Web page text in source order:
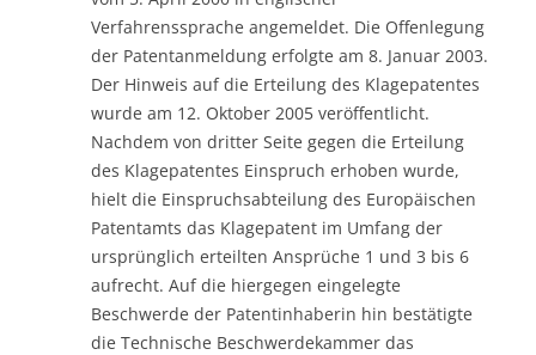
Verfahrenssprache angemeldet. Die Offenlegung
der Patentanmeldung erfolgte am 8. Januar 2003.
Der Hinweis auf die Erteilung des Klagepatentes
wurde am 12. Oktober 2005 veröffentlicht.
Nachdem von dritter Seite gegen die Erteilung
des Klagepatentes Einspruch erhoben wurde,
hielt die Einspruchsabteilung des Europäischen
Patentamts das Klagepatent im Umfang der
ursprünglich erteilten Ansprüche 1 und 3 bis 6
aufrecht. Auf die hiergegen eingelegte
Beschwerde der Patentinhaberin hin bestätigte
die Technische Beschwerdekammer das